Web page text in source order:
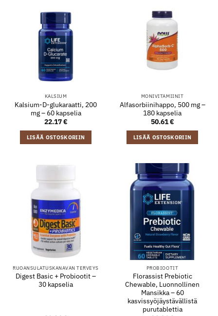
KALSIUM
Kalsium-D-glukaraatti, 200
mg – 60 kapselia
22.17€
LISÄÄ OSTOSKORIIN
MONIVITAMIINIT
Alfasorbiinihappo, 500 mg –
180 kapselia
50.61€
LISÄÄ OSTOSKORIIN
RUOANSULATUSKANAVAN TERVEYS
Digest Basic + Probiootit –
30 kapselia
PROBIOOTIT
Florassist Prebiotic
Chewable, Luonnollinen
Mansikka – 60
kasvissyöjäystävällistä
purutablettia